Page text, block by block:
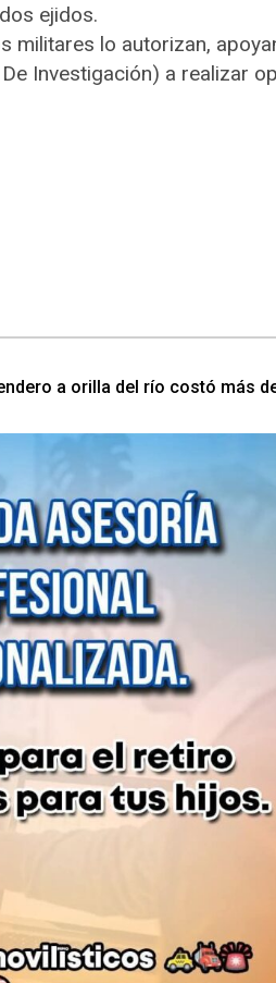
ejidos.
militares lo autorizan,
Investigación) a realizar
a orilla del río costó más